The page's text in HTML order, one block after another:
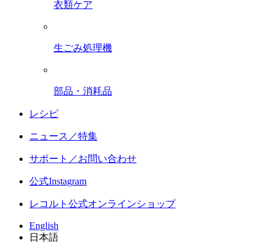
衣類ケア
生ごみ処理機
部品・消耗品
レシピ
ニュース／特集
サポート／お問い合わせ
公式Instagram
レコルト公式オンラインショップ
English
日本語